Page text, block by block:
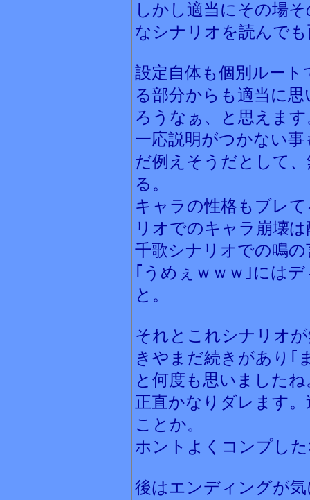
しかし適当にその場
なシナリオを読んで
設定自体も個別ルー
る部分からも適当に
ろうなぁ、と思えます
一応説明がつかない
だ例えそうだとして
る。
キャラの性格もブレ
リオでのキャラ崩壊
千歌シナリオでの鳴
｢うめぇｗｗｗ｣には
と。
それとこれシナリオ
きやまだ続きがあり｢
と何度も思いましたね
正直かなりダレます
ことか。
ホントよくコンプし
後はエンディングが